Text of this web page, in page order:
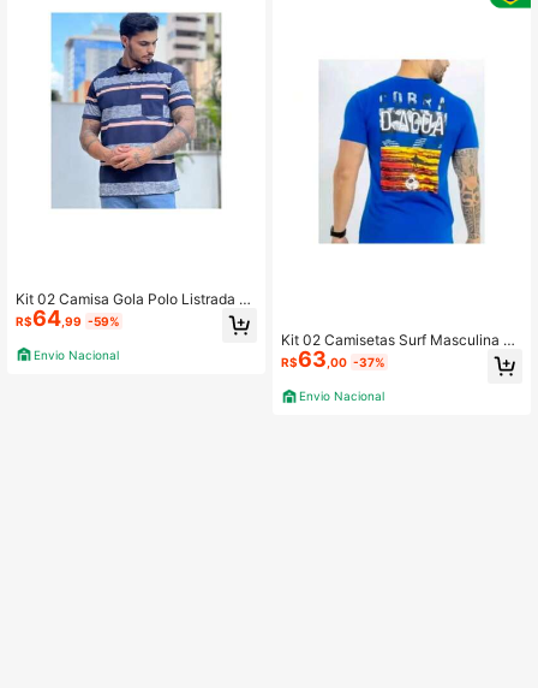
Kit 02 Camisa Gola Polo Listrada M
asculina Com Bolso Algodão Casua
R$64 ,99 -59%
Envio Nacional
Kit 02 Camisetas Surf Masculina C
obra D Aguá Algodão Estampada Pr
aia , Surf Verão Multicolorido
R$63 ,00 -37%
Envio Nacional